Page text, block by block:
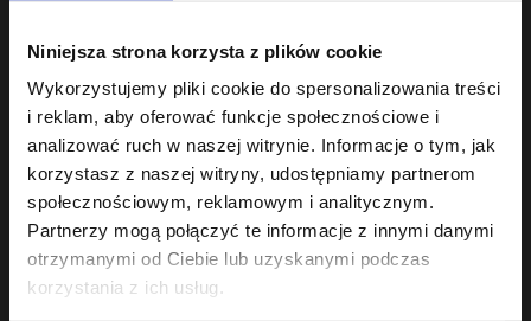
Niniejsza strona korzysta z plików cookie
Wykorzystujemy pliki cookie do spersonalizowania treści
i reklam, aby oferować funkcje społecznościowe i
analizować ruch w naszej witrynie. Informacje o tym, jak
korzystasz z naszej witryny, udostępniamy partnerom
społecznościowym, reklamowym i analitycznym.
Partnerzy mogą połączyć te informacje z innymi danymi
otrzymanymi od Ciebie lub uzyskanymi podczas
korzystania z ich usług.
Hair In Balance By ONLYBIO
Kolor Płukanka
kwasowa 300 ml
6,69 zł
Najniższa cena z 30 dni przed
obniżką: 6,69 zł
Hair In Balance By ONLYBIO
do stylizacji włosów
kręconych 200ml
7,29 zł
Najniższa cena z 30 dni przed
obniżką:24,49 zł